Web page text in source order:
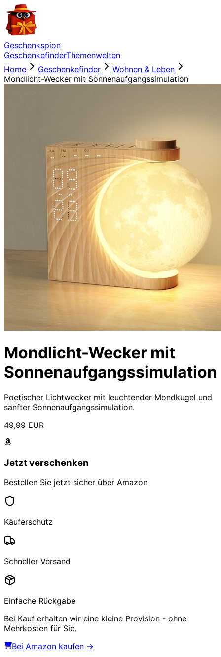
Geschenkspion
GeschenkefinderThemenwelten
Home
Geschenkefinder
Wohnen & Leben
Mondlicht-Wecker mit Sonnenaufgangssimulation
Mondlicht-Wecker mit
Sonnenaufgangssimulation
Poetischer Lichtwecker mit leuchtender Mondkugel und
sanfter Sonnenaufgangssimulation.
49,99 EUR
Jetzt verschenken
Bestellen Sie jetzt sicher über Amazon
Käuferschutz
Schneller Versand
Einfache Rückgabe
Bei Kauf erhalten wir eine kleine Provision - ohne
Mehrkosten für Sie.
Bei Amazon kaufen →